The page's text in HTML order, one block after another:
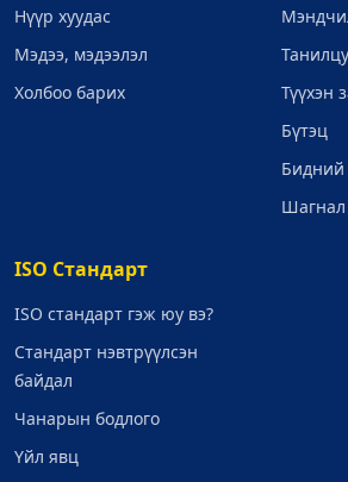
Нүүр хуудас
Мэдээ, мэдээлэл
Холбоо барих
Түүхэн
Бүтэц
Бидний
Шагнал
ISO Стандарт
ISO стандарт гэж юу вэ?
Стандарт нэвтрүүлсэн
байдал
Чанарын бодлого
Үйл явц